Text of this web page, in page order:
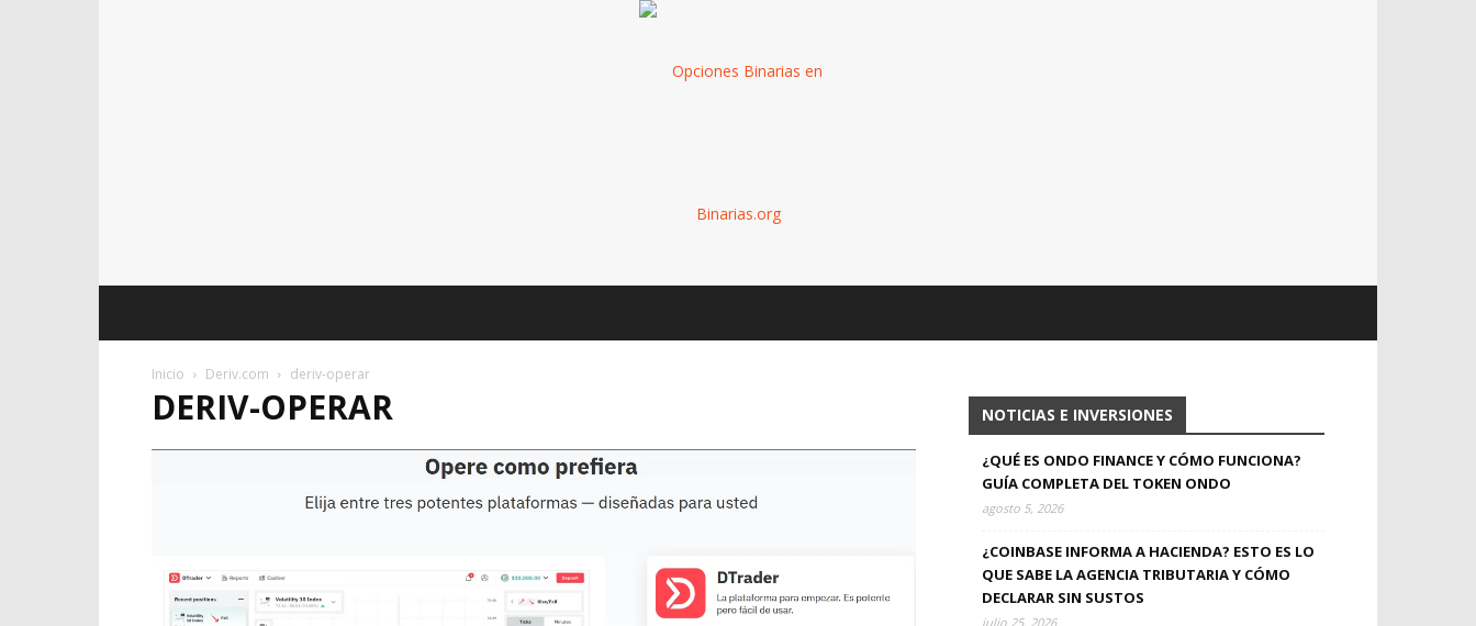
Inicio Deriv.com deriv-operar
DERIV-OPERAR NOTICIAS E INVERSIONES
¿QUÉ ES ONDO FINANCE Y CÓMO FUNCIONA?
GUÍA COMPLETA DEL TOKEN ONDO
agosto 5, 2026
¿COINBASE INFORMA A HACIENDA? ESTO ES LO
QUE SABE LA AGENCIA TRIBUTARIA Y CÓMO
DECLARAR SIN SUSTOS
julio 25, 2026